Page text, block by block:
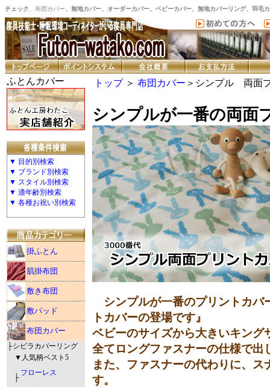
チェック 、布団カバー 、無地カバー、オーダーカバー、ベビーカバー、無地カバーリング、羽
ふとんカバー
▼ 目的別検索
▼ ブランド別検索
▼ スタイル別検索
▼ 適年齢別検索
▼ 各種お祝い別検索
掛ふとん
肌掛布団
敷き布団
敷パッド
布団カバー
├シビラカバーリング
▼人気柄ベスト5
├
フローレス
トップ＞ 布団カバー ＞シンプル 両面
シンプルが一番の両面
シンプルが一番のプリントカバ
トカバーの登場です』
ベビーのサイズから大きいキン
全てロングファスナーの仕様で出
また、ファスナーの代わりに、
す。